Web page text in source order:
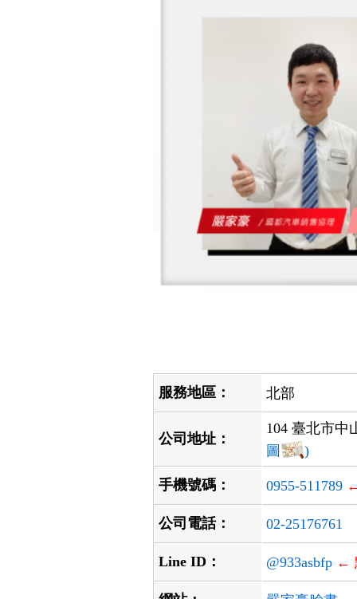
服務地區： 北部
公司地址：
104 臺北市中
圖
)
手機號碼： 0955-511789
公司電話： 02-25176761
Line ID： @933asbfp ←